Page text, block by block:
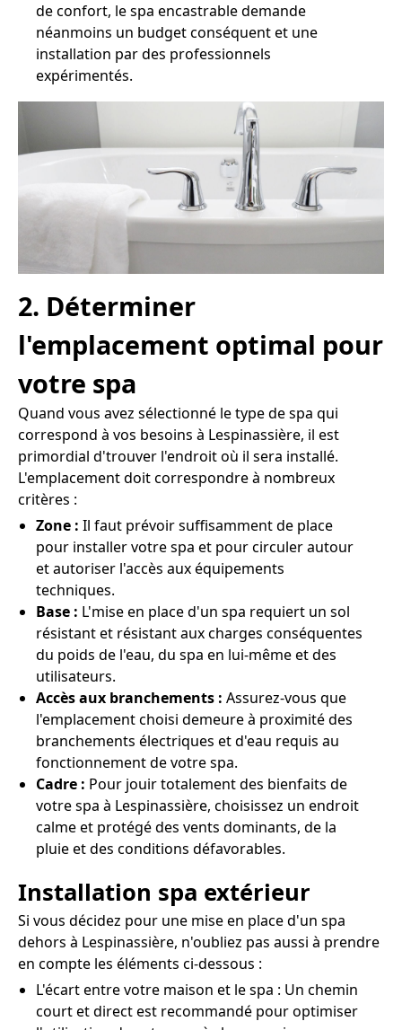
de confort, le spa encastrable demande
néanmoins un budget conséquent et une
installation par des professionnels
expérimentés.
2. Déterminer
l'emplacement optimal pour
votre spa
Quand vous avez sélectionné le type de spa qui
correspond à vos besoins à Lespinassière, il est
primordial d'trouver l'endroit où il sera installé.
L'emplacement doit correspondre à nombreux
critères :
Zone : Il faut prévoir suffisamment de place
pour installer votre spa et pour circuler autour
et autoriser l'accès aux équipements
techniques.
Base : L'mise en place d'un spa requiert un sol
résistant et résistant aux charges conséquentes
du poids de l'eau, du spa en lui-même et des
utilisateurs.
Accès aux branchements : Assurez-vous que
l'emplacement choisi demeure à proximité des
branchements électriques et d'eau requis au
fonctionnement de votre spa.
Cadre : Pour jouir totalement des bienfaits de
votre spa à Lespinassière, choisissez un endroit
calme et protégé des vents dominants, de la
pluie et des conditions défavorables.
Installation spa extérieur
Si vous décidez pour une mise en place d'un spa
dehors à Lespinassière, n'oubliez pas aussi à prendre
en compte les éléments ci-dessous :
L'écart entre votre maison et le spa : Un chemin
court et direct est recommandé pour optimiser